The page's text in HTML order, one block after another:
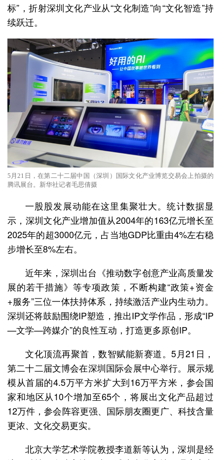
标”，折射深圳文化产业从“文化制造”向“文化智造”持
续跃迁。
5月21日，在第二十二届中国（深圳）国际文化产业博览交易会上拍摄的
腾讯展台。新华社记者毛思倩摄
一股股发展动能在这里集聚壮大。统计数据显
示，深圳文化产业增加值从2004年的163亿元增长至
2025年的超3000亿元，占当地GDP比重由4%左右稳
步增长至8%左右。
近年来，深圳出台《推动数字创意产业高质量发
展的若干措施》等专项政策，不断构建“政策+资金
+服务”三位一体扶持体系，持续激活产业内生动力。
深圳还将鼓励围绕IP塑造，推出IP文学作品，形成“IP
—文学—跨媒介”的良性互动，打造更多原创IP。
文化顶流再聚首，数智赋能新赛道。5月21日，
第二十二届文博会在深圳国际会展中心举行。展示规
模从首届的4.5万平方米扩大到16万平方米，参会国
家和地区从10个增加至65个，将展出文化产品超过
12万件，参会阵容更强、国际朋友圈更广、科技含量
更浓、文化交易更实。
北京大学艺术学院教授李道新等认为，深圳是经